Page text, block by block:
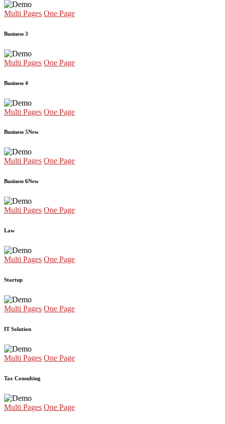
Multi Pages One Page
Business 3
Multi Pages One Page
Business 4
Multi Pages One Page
Business 5New
Multi Pages One Page
Business 6New
Multi Pages One Page
Law
Multi Pages One Page
Startup
Multi Pages One Page
IT Solution
Multi Pages One Page
Tax Consulting
Multi Pages One Page